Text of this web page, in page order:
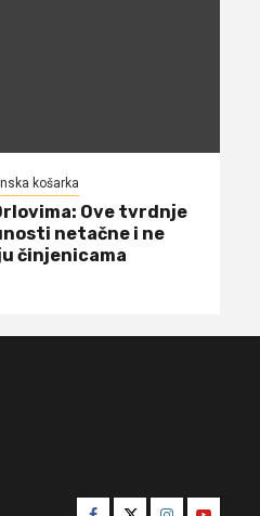
košarka
​Ove tvrdnje
netačne i ne
činjenicama
Facebook
TwitterInstagram
Youtube